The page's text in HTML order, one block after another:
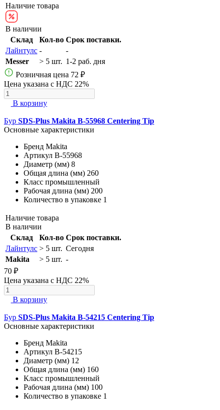
Наличие товара
В наличии
Склад
Кол-во Срок поставки.
Лайнтулс -
-
Messer
> 5 шт. 1-2 раб. дня
Розничная цена 72 ₽
Цена указана с НДС 22%
В корзину
Бур SDS-Plus Makita B-55968 Centering Tip
Основные характеристики
Бренд Makita
Артикул B-55968
Диаметр (мм) 8
Общая длина (мм) 260
Класс промышленный
Рабочая длина (мм) 200
Количество в упаковке 1
Наличие товара
В наличии
Склад
Кол-во Срок поставки.
Лайнтулс > 5 шт. Сегодня
Makita
> 5 шт. -
70 ₽
Цена указана с НДС 22%
В корзину
Бур SDS-Plus Makita B-54215 Centering Tip
Основные характеристики
Бренд Makita
Артикул B-54215
Диаметр (мм) 12
Общая длина (мм) 160
Класс промышленный
Рабочая длина (мм) 100
Количество в упаковке 1